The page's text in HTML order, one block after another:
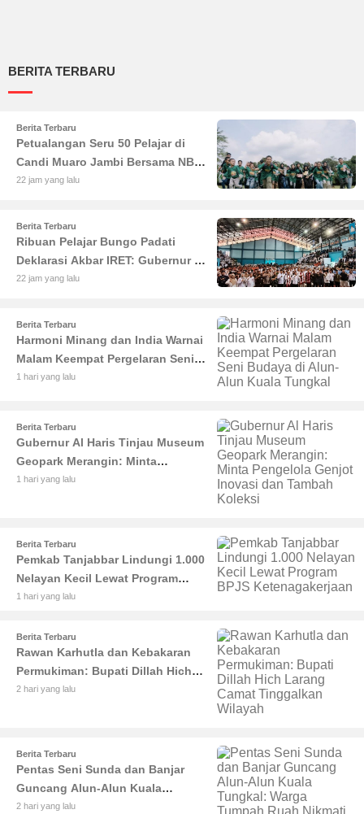
BERITA TERBARU
Berita Terbaru
Petualangan Seru 50 Pelajar di
Candi Muaro Jambi Bersama NBT
Coal Group
22 jam yang lalu
Berita Terbaru
Ribuan Pelajar Bungo Padati
Deklarasi Akbar IRET: Gubernur Al
Haris Sentil Bahaya Judi Online
22 jam yang lalu
Berita Terbaru
Harmoni Minang dan India Warnai
Malam Keempat Pergelaran Seni
Budaya di Alun-Alun Kuala
1 hari yang lalu
Berita Terbaru
Gubernur Al Haris Tinjau Museum
Geopark Merangin: Minta
Pengelola Genjot Inovasi dan
1 hari yang lalu
Berita Terbaru
Pemkab Tanjabbar Lindungi 1.000
Nelayan Kecil Lewat Program
BPJS Ketenagakerjaan
1 hari yang lalu
Berita Terbaru
Rawan Karhutla dan Kebakaran
Permukiman: Bupati Dillah Hich
Larang Camat Tinggalkan Wilayah
2 hari yang lalu
Berita Terbaru
Pentas Seni Sunda dan Banjar
Guncang Alun-Alun Kuala
Tungkal: Warga Tumpah Ruah
2 hari yang lalu